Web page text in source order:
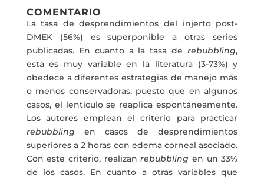
COMENTARIO
La tasa de desprendimientos del injerto post-
DMEK (56%) es superponible a otras series
publicadas. En cuanto a la tasa derebubbling,
esta es muy variable en la literatura (3-73%) y
obedece a diferentes estrategias de manejo más
o menos conservadoras, puesto que en algunos
casos, el lentículo se reaplica espontáneamente.
Los autores emplean el criterio para practicar
rebubbling en casos de desprendimientos
superiores a 2 horas con edema corneal asociado.
Con este criterio, realizanrebubbling en un 33%
de los casos. En cuanto a otras variables que